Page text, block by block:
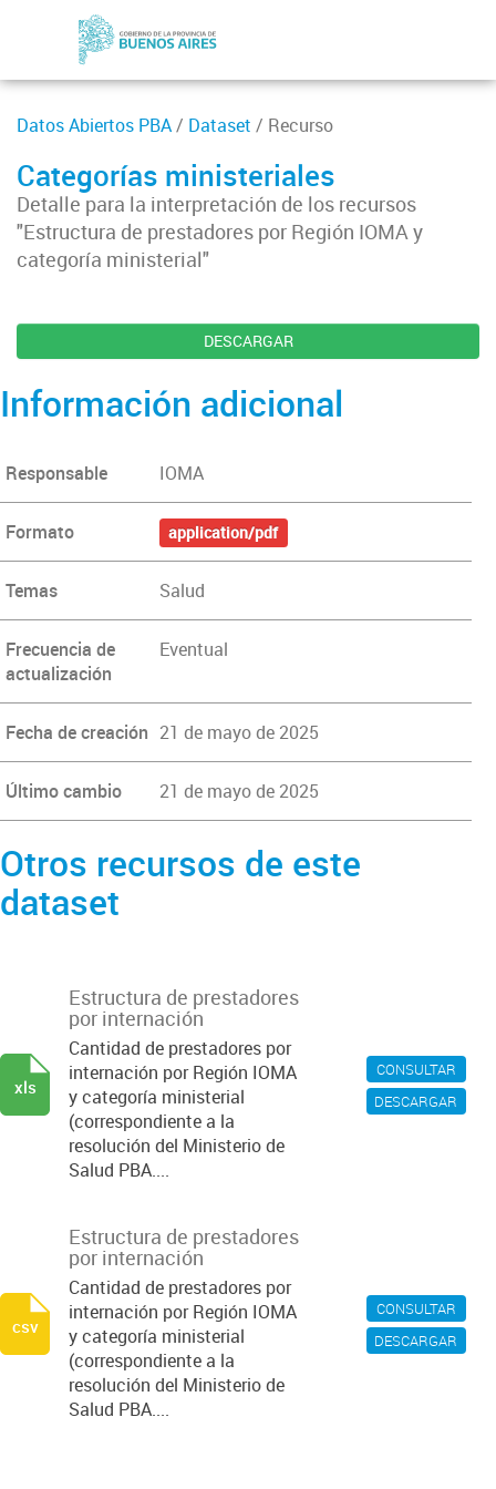
Datos Abiertos PBA/ Dataset / Recurso
Categorías ministeriales
Detalle para la interpretación de los recursos
"Estructura de prestadores por Región IOMA y
categoría ministerial"
DESCARGAR
Información adicional
Responsable IOMA
Formato application/pdf
Temas Salud
Frecuencia de
actualización
Eventual
Fecha de creación 21 de mayo de 2025
Último cambio 21 de mayo de 2025
Otros recursos de este
dataset
CONSULTAR
DESCARGAR
Estructura de prestadores
por internación
Cantidad de prestadores por
internación por Región IOMA
y categoría ministerial
(correspondiente a la
resolución del Ministerio de
Salud PBA....
xls
CONSULTAR
DESCARGAR
Estructura de prestadores
por internación
Cantidad de prestadores por
internación por Región IOMA
y categoría ministerial
(correspondiente a la
resolución del Ministerio de
Salud PBA....
csv